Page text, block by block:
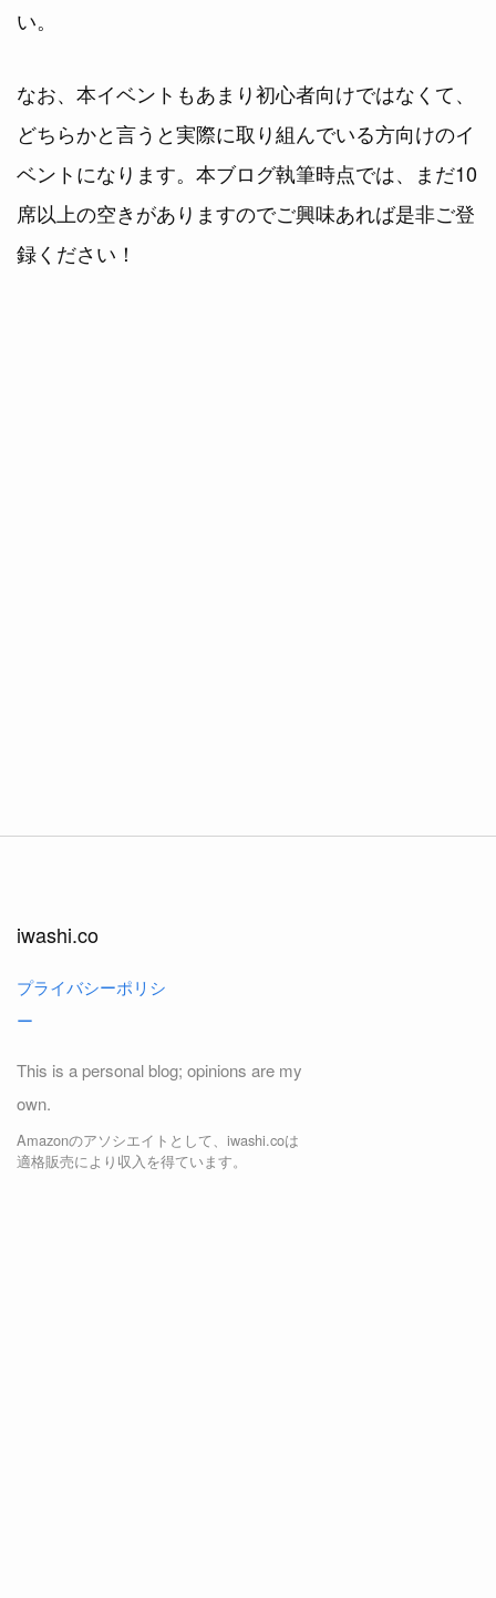
い。
なお、本イベントもあまり初心者向けではなくて、
どちらかと言うと実際に取り組んでいる方向けのイ
ベントになります。本ブログ執筆時点では、まだ10
席以上の空きがありますのでご興味あれば是非ご登
録ください！
iwashi.co
プライバシーポリシ
ー
This is a personal blog; opinions are my
own.
Amazonのアソシエイトとして、iwashi.coは
適格販売により収入を得ています。